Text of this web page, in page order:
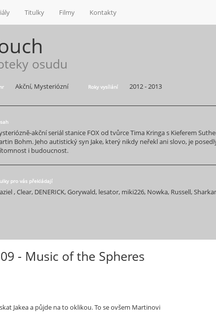
Titulky Filmy Kontakty
osudu
Akční, Mysteriózní Roky vysílání 2012 - 2013
akční seriál stanice FOX od tvůrce Tima Kringa s Kieferem
Bohm. Jeho autistický syn Jake, který nikdy neřekl ani slovo, je
i budoucnost.
pro vás překládají
, Clear, DENERICK, Gorywald, lesator, miki226, Nowka, Russell,
- Music of the Spheres
Jakea a půjde na to oklikou. To se ovšem Martinovi